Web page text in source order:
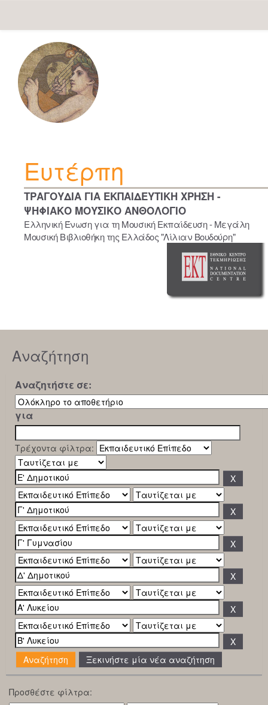
navigation
Ευτέρπη
ΤΡΑΓΟΥΔΙΑ ΓΙΑ ΕΚΠΑΙΔΕΥΤΙΚΗ ΧΡΗΣΗ -
ΨΗΦΙΑΚΟ ΜΟΥΣΙΚΟ ΑΝΘΟΛΟΓΙΟ
Ελληνική Ένωση για τη Μουσική Εκπαίδευση - Μεγάλη
Μουσική Βιβλιοθήκη της Ελλάδος "Λίλιαν Βουδούρη"
Αναζήτηση
Αναζητήστε σε:
για
Τρέχοντα φίλτρα:
Ξεκινήστε μία νέα αναζήτηση
Προσθέστε φίλτρα: